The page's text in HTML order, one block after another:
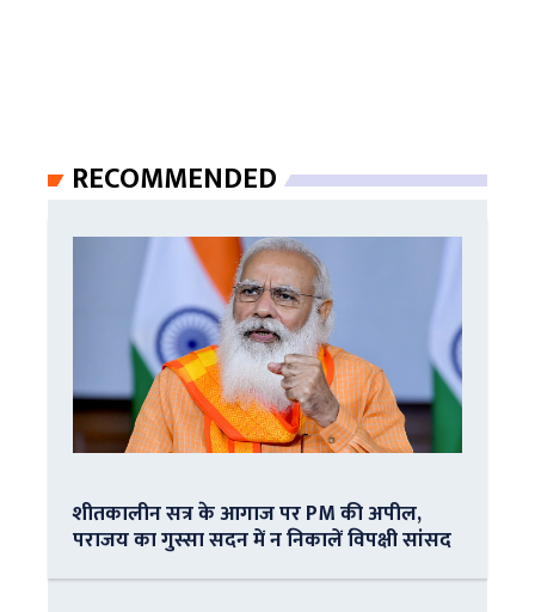
RECOMMENDED
शीतकालीन सत्र के आगाज पर PM की अपील,
पराजय का गुस्सा सदन में न निकालें विपक्षी सांसद